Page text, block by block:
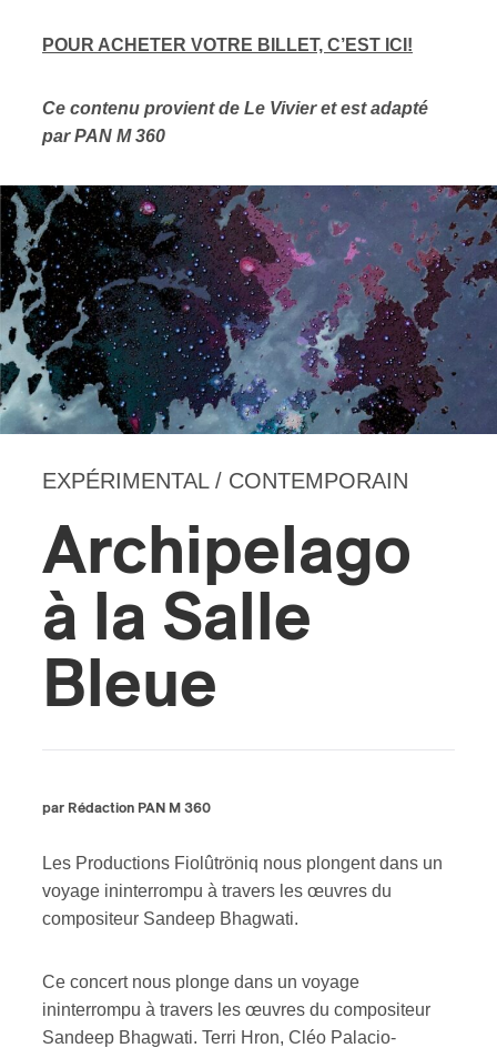
POUR ACHETER VOTRE BILLET, C’EST ICI!
Ce contenu provient de Le Vivier et est adapté
par PAN M 360
EXPÉRIMENTAL / CONTEMPORAIN
Archipelago
à la Salle
Bleue
par Rédaction PAN M 360
Les Productions Fiolûtröniq nous plongent dans un
voyage ininterrompu à travers les œuvres du
compositeur Sandeep Bhagwati.
Ce concert nous plonge dans un voyage
ininterrompu à travers les œuvres du compositeur
Sandeep Bhagwati. Terri Hron, Cléo Palacio-